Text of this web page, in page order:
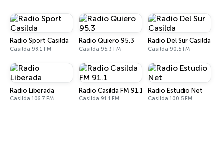
Radio Sport Casilda
Casilda 98.1 FM
Radio Quiero 95.3
Casilda 95.3 FM
Radio Del Sur Casilda
Casilda 90.5 FM
Radio Liberada
Casilda 106.7 FM
Radio Casilda FM 91.1
Casilda 91.1 FM
Radio Estudio Net
Casilda 100.5 FM